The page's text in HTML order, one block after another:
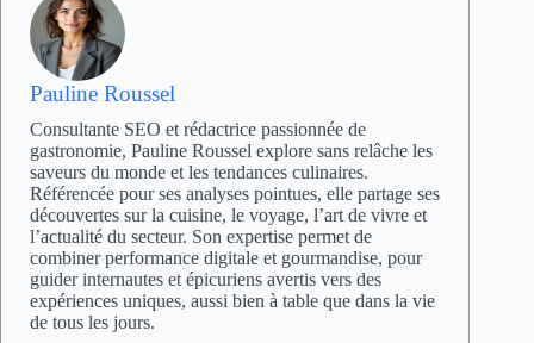
Pauline Roussel
Consultante SEO et rédactrice passionnée de
gastronomie, Pauline Roussel explore sans relâche les
saveurs du monde et les tendances culinaires.
Référencée pour ses analyses pointues, elle partage ses
découvertes sur la cuisine, le voyage, l’art de vivre et
l’actualité du secteur. Son expertise permet de
combiner performance digitale et gourmandise, pour
guider internautes et épicuriens avertis vers des
expériences uniques, aussi bien à table que dans la vie
de tous les jours.